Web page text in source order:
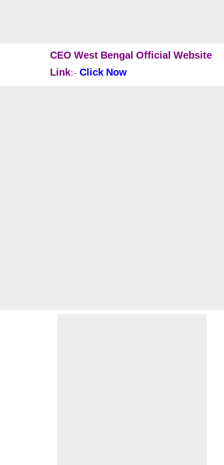
CEO West Bengal Official Website
Link:- Click Now